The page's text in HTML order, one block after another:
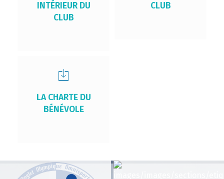
INTÉRIEUR DU
CLUB
CLUB
LA CHARTE DU
BÉNÉVOLE